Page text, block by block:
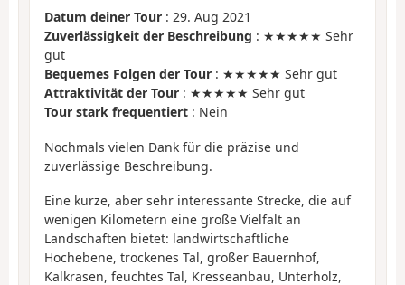
Datum deiner Tour : 29. Aug 2021
Zuverlässigkeit der Beschreibung : ★★★★★ Sehr
gut
Bequemes Folgen der Tour : ★★★★★ Sehr gut
Attraktivität der Tour : ★★★★★ Sehr gut
Tour stark frequentiert : Nein
Nochmals vielen Dank für die präzise und
zuverlässige Beschreibung.
Eine kurze, aber sehr interessante Strecke, die auf
wenigen Kilometern eine große Vielfalt an
Landschaften bietet: landwirtschaftliche
Hochebene, trockenes Tal, großer Bauernhof,
Kalkrasen, feuchtes Tal, Kresseanbau, Unterholz,